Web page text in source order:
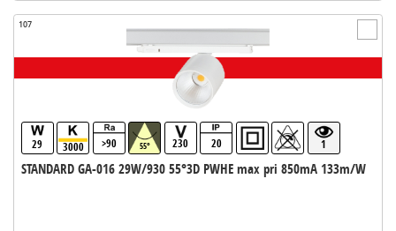
107
29 3000 >90 55° 230 20 1
STANDARD GA-016 29W/930 55°3D PWHE max pri 850mA 133m/W